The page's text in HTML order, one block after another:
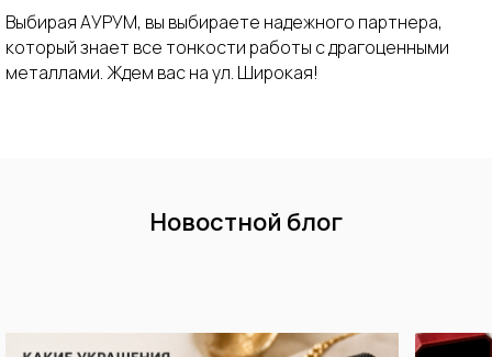
Выбирая АУРУМ, вы выбираете надежного партнера,
который знает все тонкости работы с драгоценными
металлами. Ждем вас на ул. Широкая!
Новостной блог
к вам